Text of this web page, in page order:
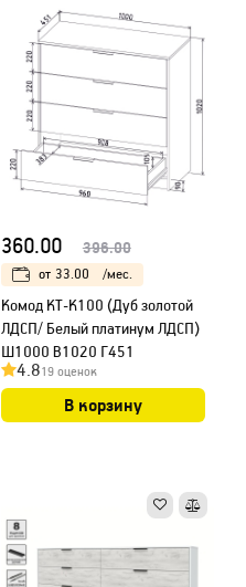
360.00 396.00
от 33.00 /мес.
Kомод КТ-К100 (Дуб золотой
ЛДСП/ Белый платинум ЛДСП)
Ш1000 В1020 Г451
4.819 оценок
В корзину